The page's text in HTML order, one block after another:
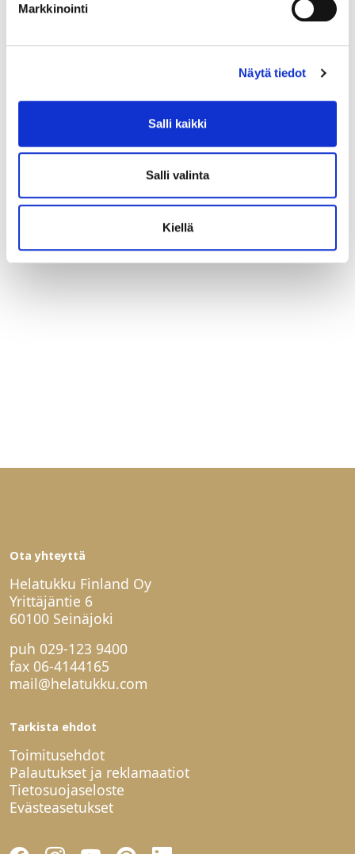
Markkinointi
Näytä tiedot
Salli kaikki
Salli valinta
Kiellä
Ota yhteyttä
Helatukku Finland Oy
Yrittäjäntie 6
60100 Seinäjoki
puh 029-123 9400
fax 06-4144165
mail@helatukku.com
Tarkista ehdot
Toimitusehdot
Palautukset ja reklamaatiot
Tietosuojaseloste
Evästeasetukset